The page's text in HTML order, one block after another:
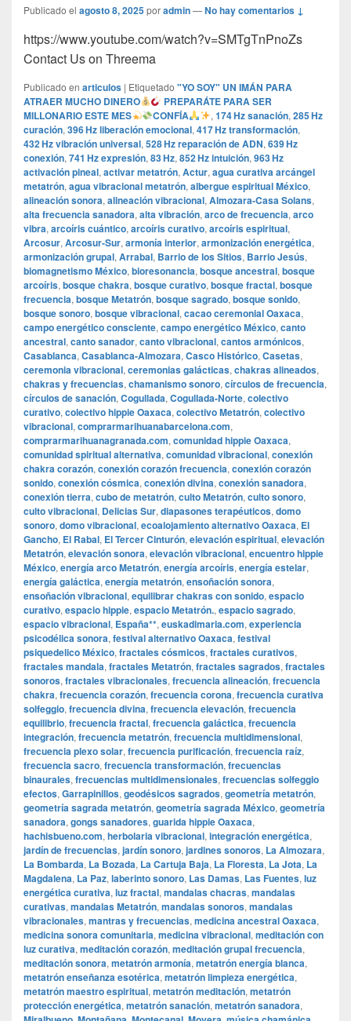
Publicado el agosto 8, 2025poradmin—No hay comentarios ↓
https://www.youtube.com/watch?v=SMTgTnPnoZs
Contact Us on Threema
Publicado en articulos | Etiquetado "YO SOY" UN IMÁN PARA
ATRAER MUCHO DINERO
PREPARÁTE PARA SER
MILLONARIO ESTE MES
CONFÍA , 174 Hz sanación, 285 Hz
curación, 396 Hz liberación emocional, 417 Hz transformación,
432 Hz vibración universal, 528 Hz reparación de ADN, 639 Hz
conexión, 741 Hz expresión, 83 Hz, 852 Hz intuición, 963 Hz
activación pineal, activar metatrón, Actur, agua curativa arcángel
metatrón, agua vibracional metatrón, albergue espiritual México,
alineación sonora, alineación vibracional, Almozara-Casa Solans,
alta frecuencia sanadora, alta vibración, arco de frecuencia, arco
vibra, arcoíris cuántico, arcoíris curativo, arcoíris espiritual,
Arcosur, Arcosur-Sur, armonía interior, armonización energética,
armonización grupal, Arrabal, Barrio de los Sitios, Barrio Jesús,
biomagnetismo México, bioresonancia, bosque ancestral, bosque
arcoíris, bosque chakra, bosque curativo, bosque fractal, bosque
frecuencia, bosque Metatrón, bosque sagrado, bosque sonido,
bosque sonoro, bosque vibracional, cacao ceremonial Oaxaca,
campo energético consciente, campo energético México, canto
ancestral, canto sanador, canto vibracional, cantos armónicos,
Casablanca, Casablanca-Almozara, Casco Histórico, Casetas,
ceremonia vibracional, ceremonias galácticas, chakras alineados,
chakras y frecuencias, chamanismo sonoro, círculos de frecuencia,
círculos de sanación, Cogullada, Cogullada-Norte, colectivo
curativo, colectivo hippie Oaxaca, colectivo Metatrón, colectivo
vibracional, comprarmarihuanabarcelona.com,
comprarmarihuanagranada.com, comunidad hippie Oaxaca,
comunidad spiritual alternativa, comunidad vibracional, conexión
chakra corazón, conexión corazón frecuencia, conexión corazón
sonido, conexión cósmica, conexión divina, conexión sanadora,
conexión tierra, cubo de metatrón, culto Metatrón, culto sonoro,
culto vibracional, Delicias Sur, diapasones terapéuticos, domo
sonoro, domo vibracional, ecoalojamiento alternativo Oaxaca, El
Gancho, El Rabal, El Tercer Cinturón, elevación espiritual, elevación
Metatrón, elevación sonora, elevación vibracional, encuentro hippie
México, energía arco Metatrón, energía arcoíris, energía estelar,
energía galáctica, energía metatrón, ensoñación sonora,
ensoñación vibracional, equilibrar chakras con sonido, espacio
curativo, espacio hippie, espacio Metatrón., espacio sagrado,
espacio vibracional, España**, euskadimaria.com, experiencia
psicodélica sonora, festival alternativo Oaxaca, festival
psiquedelico México, fractales cósmicos, fractales curativos,
fractales mandala, fractales Metatrón, fractales sagrados, fractales
sonoros, fractales vibracionales, frecuencia alineación, frecuencia
chakra, frecuencia corazón, frecuencia corona, frecuencia curativa
solfeggio, frecuencia divina, frecuencia elevación, frecuencia
equilibrio, frecuencia fractal, frecuencia galáctica, frecuencia
integración, frecuencia metatrón, frecuencia multidimensional,
frecuencia plexo solar, frecuencia purificación, frecuencia raíz,
frecuencia sacro, frecuencia transformación, frecuencias
binaurales, frecuencias multidimensionales, frecuencias solfeggio
efectos, Garrapinillos, geodésicos sagrados, geometría metatrón,
geometría sagrada metatrón, geometría sagrada México, geometría
sanadora, gongs sanadores, guarida hippie Oaxaca,
hachisbueno.com, herbolaria vibracional, integración energética,
jardín de frecuencias, jardín sonoro, jardines sonoros, La Almozara,
La Bombarda, La Bozada, La Cartuja Baja, La Floresta, La Jota, La
Magdalena, La Paz, laberinto sonoro, Las Damas, Las Fuentes, luz
energética curativa, luz fractal, mandalas chacras, mandalas
curativas, mandalas Metatrón, mandalas sonoros, mandalas
vibracionales, mantras y frecuencias, medicina ancestral Oaxaca,
medicina sonora comunitaria, medicina vibracional, meditación con
luz curativa, meditación corazón, meditación grupal frecuencia,
meditación sonora, metatrón armonía, metatrón energía blanca,
metatrón enseñanza esotérica, metatrón limpieza energética,
metatrón maestro espiritual, metatrón meditación, metatrón
protección energética, metatrón sanación, metatrón sanadora,